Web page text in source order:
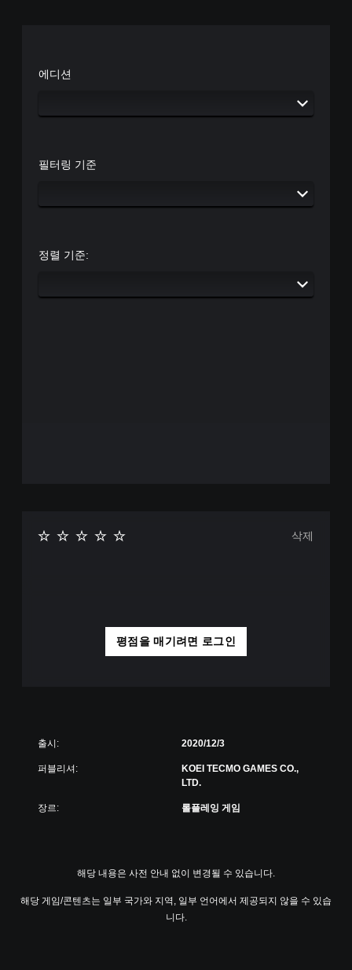
에디션
필터링 기준
정렬 기준:
평점을 매기려면 로그인
삭제
출시: 2020/12/3
퍼블리셔:
KOEI TECMO GAMES CO.,
LTD.
장르: 롤플레잉 게임
해당 내용은 사전 안내 없이 변경될 수 있습니다.
해당 게임/콘텐츠는 일부 국가와 지역, 일부 언어에서 제공되지 않을 수 있습
니다.